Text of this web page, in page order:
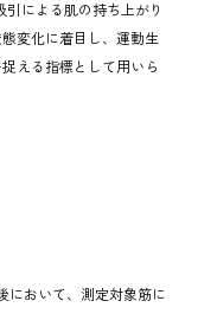
による肌の持ち上がり
変化に着目し、運動生
える指標として用いら
において、測定対象筋に